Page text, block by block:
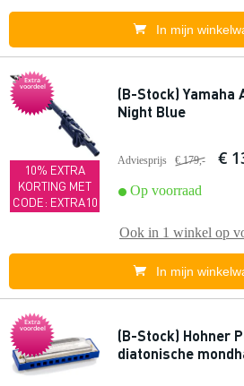
In mijn
Extra
voordeel
10% EXTRA
KORTING MET
CODE: EXTRA10
(B-Stock) Yamaha
Night Blue
Adviesprijs € 179,- €
Op voorraad
Ook in 1 winkel op
In mijn
Extra
voordeel
(B-Stock) Hohner
diatonische